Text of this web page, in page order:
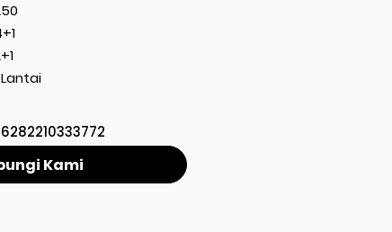
Lantai
Kami